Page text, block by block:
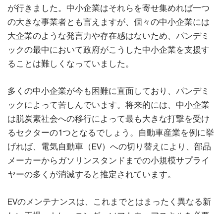
が行きました。中小企業はそれらを寄せ集めれば一つ
の大きな事業者とも言えますが、個々の中小企業には
大企業のような発言力や存在感はないため、パンデミ
ックの最中において政府がこうした中小企業を支援す
ることは難しくなっていました。
多くの中小企業が今も困難に直面しており、パンデミ
ックによって苦しんでいます。将来的には、中小企業
は脱炭素社会への移行によって最も大きな打撃を受け
るセクターの1つとなるでしょう。自動車産業を例に挙
げれば、電気自動車（EV）への切り替えにより、部品
メーカーからガソリンスタンドまでの小規模サプライ
ヤーの多くが消滅すると推定されています。
EVのメンテナンスは、これまでとはまったく異なる新